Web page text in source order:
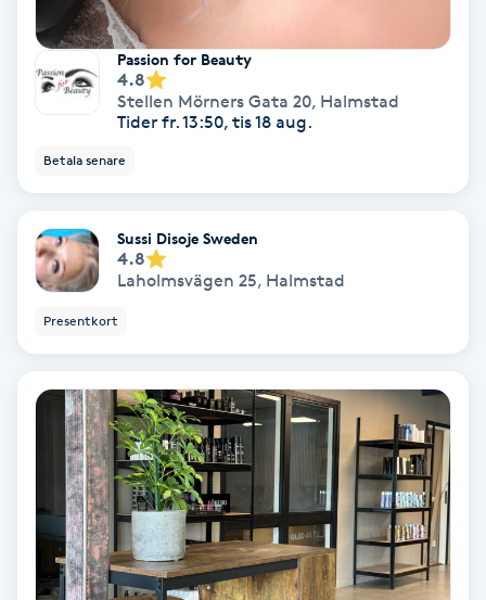
Powder brows
Power Yoga
PRP (Platelet Rich Plasma)
Psoriasis
Radiofrekvens
Rakning
Reflexologi
Passion for Beauty
4.8
Stellen Mörners Gata 20, Halmstad
Tider fr. 13:50, tis 18 aug.
Betala senare
Sussi Disoje Sweden
4.8
Laholmsvägen 25, Halmstad
Presentkort